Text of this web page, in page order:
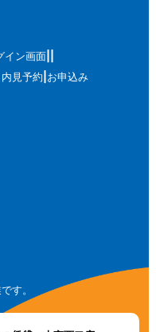
イン画面
見予約 お申込み
す。